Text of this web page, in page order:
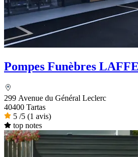
Pompes Funèbres
299 Avenue du Général Leclerc
40400 Tartas
5 /5 (1 avis)
top notes